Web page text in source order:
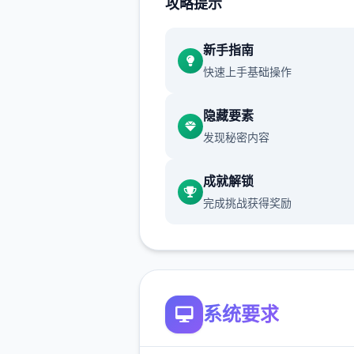
选单/进出：鼠标左键点击
(2)调整绝大部分小游戏的「跳
攻略提示
新手指南
快速上手基础操作
隐藏要素
发现秘密内容
成就解锁
完成挑战获得奖励
系统要求